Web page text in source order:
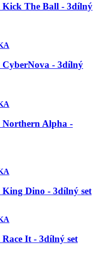
Kick The Ball - 3dílný
- 3dílný
Northern Alpha -
Dino - 3dílný set
It - 3dílný set